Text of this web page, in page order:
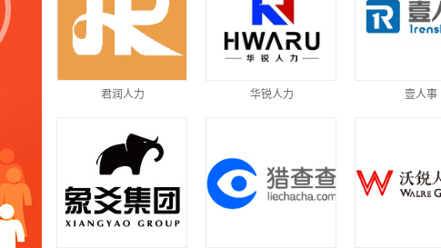
君润人力 华锐人力 壹人事